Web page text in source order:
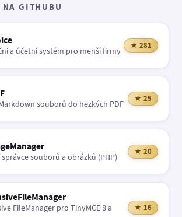
NA GITHUBU
a účetní systém pro menší firmy
★ 281
souborů do hezkých PDF
★ 25
souborů a obrázků (PHP)
★ 20
FileManager pro TinyMCE 8 a
★ 16